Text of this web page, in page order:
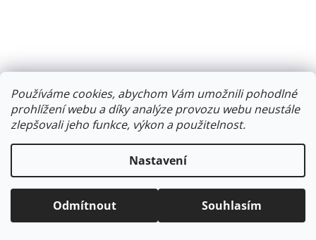
Používáme cookies, abychom Vám umožnili pohodlné
prohlížení webu a díky analýze provozu webu neustále
zlepšovali jeho funkce, výkon a použitelnost.
Nastavení
Odmítnout Souhlasím